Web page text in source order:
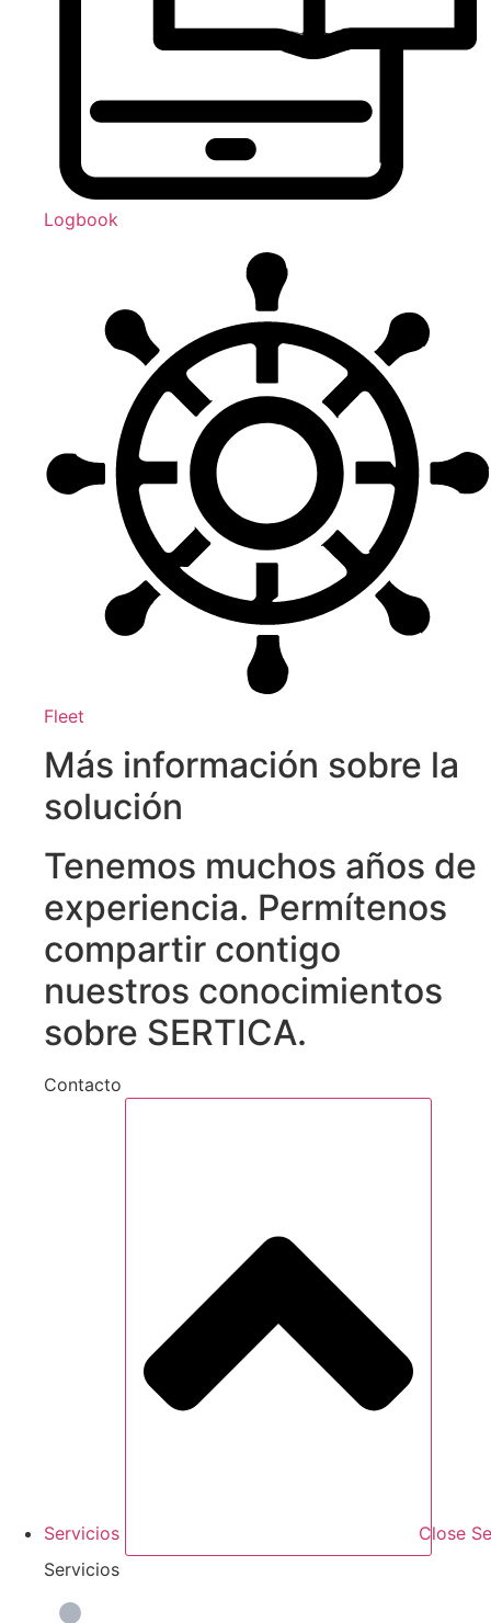
Logbook
Fleet
Más información sobre la
solución
Tenemos muchos años de
experiencia. Permítenos
compartir contigo
nuestros conocimientos
sobre SERTICA.
Contacto
Servicios
Close
Servicios